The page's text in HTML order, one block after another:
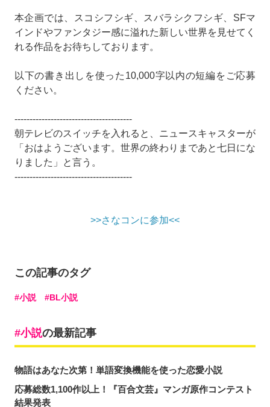
本企画では、スコシフシギ、スバラシクフシギ、SFマ
インドやファンタジー感に溢れた新しい世界を見せてく
れる作品をお待ちしております。
以下の書き出しを使った10,000字以内の短編をご応募
ください。
---------------------------------------
朝テレビのスイッチを入れると、ニュースキャスターが
「おはようございます。世界の終わりまであと七日にな
りました」と言う。
---------------------------------------
>>さなコンに参加<<
この記事のタグ
小説 BL小説
小説の最新記事
物語はあなた次第！単語変換機能を使った恋愛小説
応募総数1,100作以上！『百合文芸』マンガ原作コンテスト
結果発表